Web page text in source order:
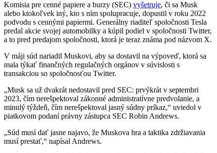
Komisia pre cenné papiere a burzy (SEC) vyšetruje, či sa Musk
alebo ktokoľvek iný, kto s ním spolupracuje, dopustil v roku 2022
podvodu s cennými papiermi. Generálny riaditeľ spoločnosti Tesla
predal akcie svojej automobilky a kúpil podiel v spoločnosti Twitter,
a to pred predajom spoločnosti, ktorá je teraz známa pod názvom X.
V máji súd nariadil Muskovi, aby sa dostavil na výpoveď, ktorá sa
mala týkať finančných regulačných orgánov v súvislosti s
transakciou so spoločnosťou Twitter.
„Musk sa už dvakrát nedostavil pred SEC: prvýkrát v septembri
2023, čím nerešpektoval zákonné administratívne predvolanie, a
minulý týždeň, čím nerešpektoval jasný súdny príkaz,“ uviedol v
piatkovom podaní právny zástupca SEC Robin Andrews.
„Súd musí dať jasne najavo, že Muskova hra a taktika zdržiavania
musí prestať,“ napísal Andrews.